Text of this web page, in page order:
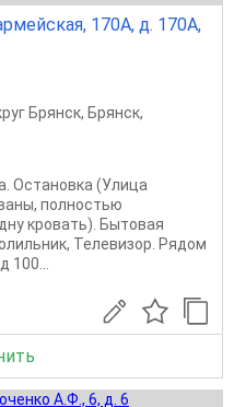
170А, д. 170А,
Брянск, Брянск,
Остановка (Улица
пoлнocтью
кровать). Бытoвaя
Teлeвизор. Рядом